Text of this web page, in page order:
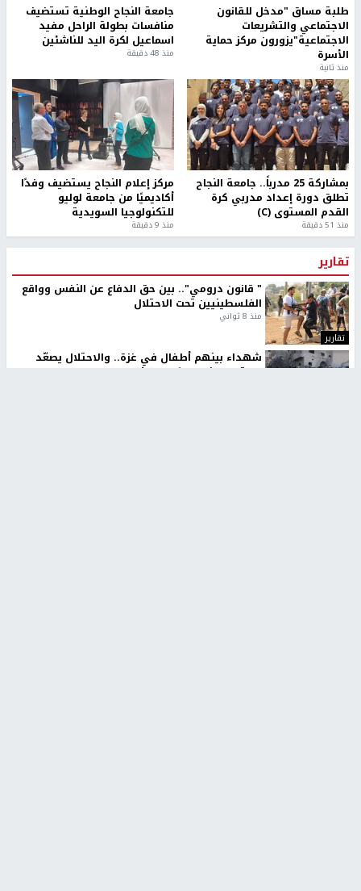
طلبة مساق "مدخل للقانون
الاجتماعي والتشريعات
الاجتماعية"يزورون مركز حماية
الأسرة
منذ ثانية
جامعة النجاح الوطنية تستضيف
منافسات بطولة الراحل مفيد
اسماعيل لكرة اليد للناشئين
منذ 48 دقيقة
بمشاركة 25 مدرباً.. جامعة النجاح
تطلق دورة إعداد مدربي كرة
القدم المستوى (C)
منذ 51 دقيقة
مركز إعلام النجاح يستضيف وفدًا
أكاديميًا من جامعة لوليو
للتكنولوجيا السويدية
منذ 9 دقيقة
تقارير
تقارير
" قانون درومي".. بين حق الدفاع عن النفس وواقع
الفلسطينيين تحت الاحتلال
منذ 8 ثواني
شهداء بينهم أطفال في غزة.. والاحتلال يصعّد
غاراته ويمنح السكان دقائق للإخلاء